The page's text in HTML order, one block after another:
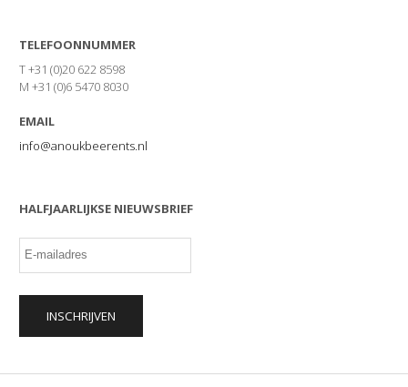
TELEFOONNUMMER
T +31 (0)20 622 8598
M +31 (0)6 5470 8030
EMAIL
info@anoukbeerents.nl
HALFJAARLIJKSE NIEUWSBRIEF